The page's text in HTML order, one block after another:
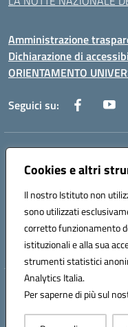
Cookies e altri
Il nostro Istituto non
sono utilizzati
corretto funzionamento
istituzionali e alla sua
strumenti statistici
Analytics Italia.
Per saperne di più sul
Amministrazione
Dichiarazione di
ORIENTAMENTO
Seguici su:
Indirizzo:
Centralino:0882 331218
Codice fiscale: 93071630714
Codice meccanografico:
Codice unico di fatturazione
Hosting &
Concept &